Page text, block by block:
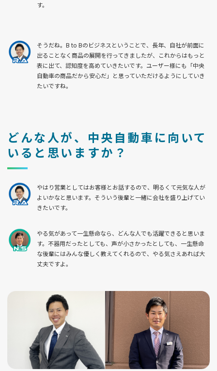
す。
そうだね。B to Bのビジネスということで、長年、自社が前面に
出ることなく商品の展開を行ってきましたが、これからはもっと
表に出て、認知度を高めていきたいです。ユーザー様にも「中央
自動車の商品だから安心だ」と思っていただけるようにしていき
たいですね。
どんな人が、中央自動車に向いて
いると思いますか？
やはり営業としてはお客様とお話するので、明るくて元気な人が
よいかなと思います。そういう後輩と一緒に会社を盛り上げてい
きたいです。
やる気があって一生懸命なら、どんな人でも活躍できると思いま
す。不器用だったとしても、声が小さかったとしても、一生懸命
な後輩にはみんな優しく教えてくれるので、やる気さえあれば大
丈夫ですよ。